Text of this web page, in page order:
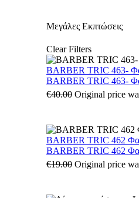
Μεγάλες Εκπτώσεις
Clear Filters
BARBER TRIC 463-
BARBER TRIC 463-
€40.00 Original price
BARBER TRIC 462
BARBER TRIC 462
€19.00 Original price